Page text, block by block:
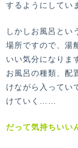
するようにしてい
しかしお風呂とい
場所ですので、湯
いい気分になりま
お風呂の種類、配
けながら入ってい
けていく……
だって気持ちいい